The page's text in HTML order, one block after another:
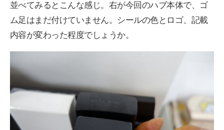
並べてみるとこんな感じ。右が今回のハブ本体で、ゴ
ム足はまだ付けていません。シールの色とロゴ、記載
内容が変わった程度でしょうか。